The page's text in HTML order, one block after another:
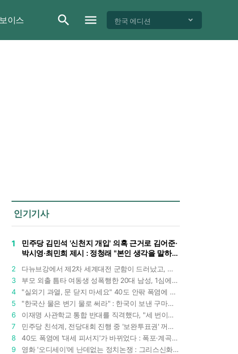
보이스 한국 에디션
인기기사
1
민주당 김민석 '신천지 개입' 의혹 근거로 김어준·
박시영·최민희 제시 : 정청래 "본인 생각을 말하
2
다뉴브강에서 제2차 세계대전 군함이 드러났고, 포항 수돗물은 갑자기 짜졌다 : 폭염·가뭄이 만든 낯선 풍경
3
부모 외출 틈타 여동생 성폭행한 20대 남성, 1심에서 5년형 선고 : 친족 간 '암수범죄'의 심각성
4
"실외기 과열, 문 닫지 마세요" 40도 안팎 폭염에 쉼 없이 도는 에어컨 : 화재 위험 경고등!
5
"한국산 물은 변기 물로 써라" : 한국이 보낸 구마모토 지진 구호품에 한 일본인의 '어처구니 없는' 반응
6
이재명 사관학교 통합 반대를 직격했다, "세 번이나 군사 쿠데타 했는데 압도적 지위"
7
민주당 친석계, 전당대회 진행 중 '보완투표권' 꺼냈다 : '사후 투표 허용' 무리수에 정청래 "투표 쿠데타"
8
40도 폭염에 '대세 피서지'가 바뀌었다 : 폭포·계곡보다 이곳으로 더 몰린다
9
영화 '오디세이'에 난데없는 정치논쟁 : 그리스신화 공간에서 '트럼프 전쟁의 참혹함'이 보인다